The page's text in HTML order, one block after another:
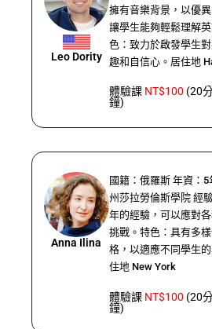
Leo Dority
擁有音樂背景，以優異
讓學生能夠輕鬆理解
色：致力於啟發學生
趣和自信心。居住地
體驗課 NT$100 (20
鐘)
Anna Ilina
國籍：俄羅斯 年資：
州莎拉勞倫斯學院 經
年的經驗，可以應對
挑戰。特色：具有多
格，以適應不同學生
住地 New York
體驗課 NT$100 (20
鐘)